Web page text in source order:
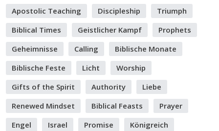
Apostolic Teaching
Discipleship
Triumph
Biblical Times
Geistlicher Kampf
Prophets
Geheimnisse
Calling
Biblische Monate
Biblische Feste
Licht
Worship
Gifts of the Spirit
Authority
Liebe
Renewed Mindset
Biblical Feasts
Prayer
Engel
Israel Promise
Königreich